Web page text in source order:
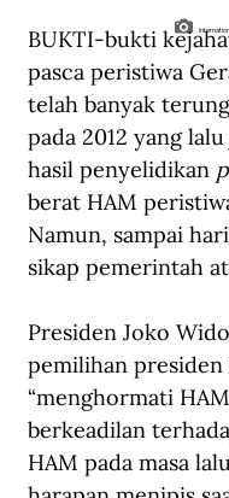
BUKTI-bukti
pasca peristiwa
telah banyak
pada 2012 yang
hasil penyelidikan
berat HAM
Namun, sampai
sikap pemerintah
Presiden Joko
pemilihan presiden
“menghormati
berkeadilan
HAM pada masa